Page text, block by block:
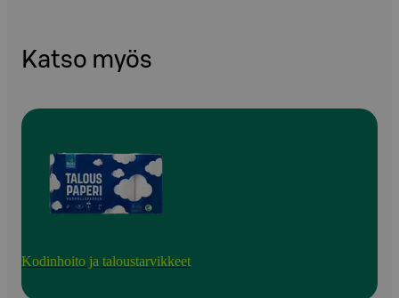
Katso myös
Kodinhoito ja taloustarvikkeet